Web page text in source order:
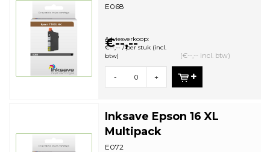
E068
€--,--
Adviesverkoop:
€--,-- / per stuk (incl.
btw)
(€--,-- incl. btw)
- +
Inksave Epson 16 XL
Multipack
E072